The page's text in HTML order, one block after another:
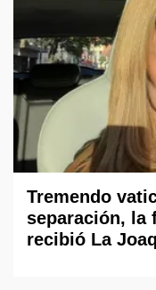
Tremendo
separación, la
recibió La